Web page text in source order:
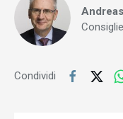
Condividi